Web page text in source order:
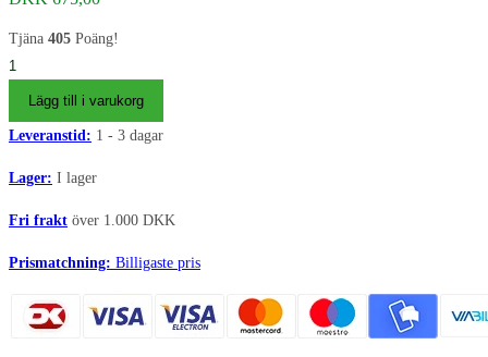
Tjäna 405 Poäng!
Forårs
mellem
pakke
til
mikrogrønt
mängd
Lägg till i varukorg
Leveranstid: 1 - 3 dagar
Lager: I lager
Fri frakt över 1.000 DKK
Prismatchning: Billigaste pris